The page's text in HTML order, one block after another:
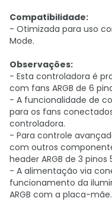
Compatibilidade:
- Otimizada para uso
Mode.
Observações:
- Esta controladora é
com fans ARGB de 6
- A funcionalidade de
para os fans
controladora.
- Para controle
com outros
header ARGB de 3
- A alimentação via
funcionamento da
ARGB com a placa-mãe.